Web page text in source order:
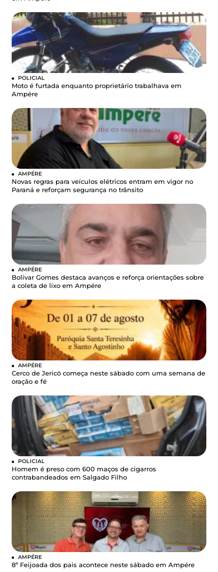
POLICIAL
Moto é furtada enquanto proprietário trabalhava em
Ampére
AMPÉRE
Novas regras para veículos elétricos entram em vigor no
Paraná e reforçam segurança no trânsito
AMPÉRE
Bolivar Gomes destaca avanços e reforça orientações sobre
a coleta de lixo em Ampére
AMPÉRE
Cerco de Jericó começa neste sábado com uma semana de
oração e fé
POLICIAL
Homem é preso com 600 maços de cigarros
contrabandeados em Salgado Filho
AMPÉRE
8ª Feijoada dos pais acontece neste sábado em Ampére